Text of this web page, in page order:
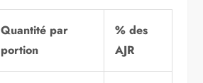
Quantité par
portion
% des
AJR